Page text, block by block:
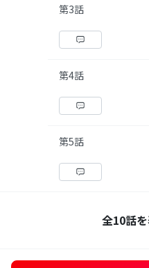
第3話
第4話
第5話
全10話